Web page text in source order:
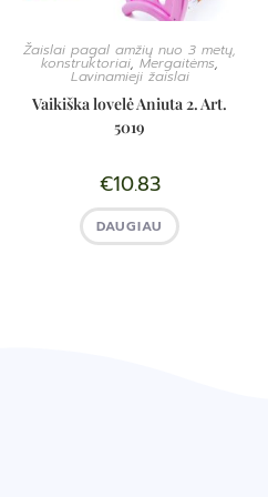
Žaislai pagal amžių nuo 3 metų,
konstruktoriai, Mergaitėms,
Lavinamieji žaislai
Vaikiška lovelė Aniuta 2. Art.
5019
€10.83
DAUGIAU